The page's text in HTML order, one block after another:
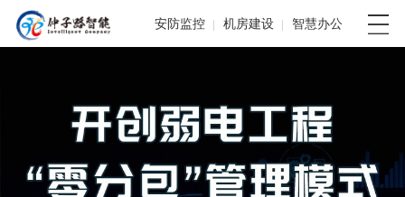
安防监控 机房建设 智慧办公